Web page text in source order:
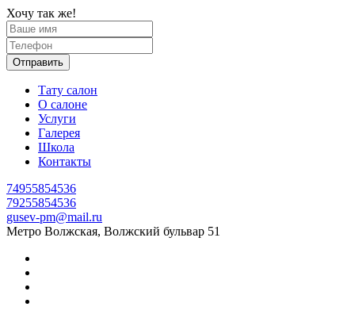
Хочу так же!
Отправить
Тату салон
О салоне
Услуги
Галерея
Школа
Контакты
74955854536
79255854536
gusev-pm@mail.ru
Метро Волжская, Волжский бульвар 51